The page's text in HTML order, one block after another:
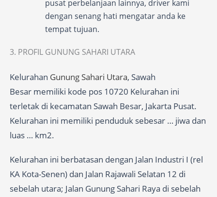
pusat perbelanjaan lainnya, driver kami
dengan senang hati mengatar anda ke
tempat tujuan.
3. PROFIL GUNUNG SAHARI UTARA
Kelurahan Gunung Sahari Utara, Sawah
Besar memiliki kode pos 10720 Kelurahan ini
terletak di kecamatan Sawah Besar, Jakarta Pusat.
Kelurahan ini memiliki penduduk sebesar … jiwa dan
luas … km2.
Kelurahan ini berbatasan dengan Jalan Industri I (rel
KA Kota-Senen) dan Jalan Rajawali Selatan 12 di
sebelah utara; Jalan Gunung Sahari Raya di sebelah